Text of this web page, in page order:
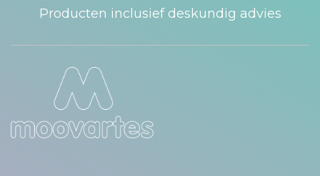
Producten inclusief deskundig advies